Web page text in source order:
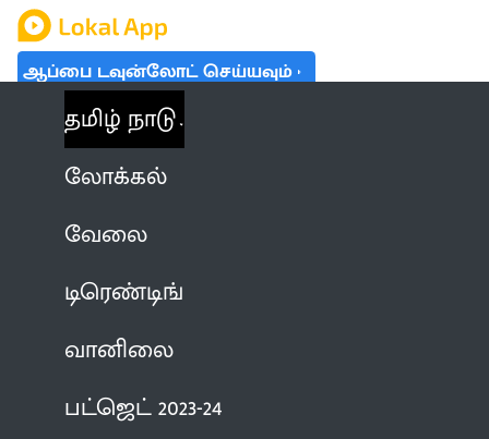
ஆப்பை டவுன்லோட் செய்யவும்
தமிழ் நாடு
லோக்கல்
வேலை
டிரெண்டிங்
வானிலை
பட்ஜெட் 2023-24